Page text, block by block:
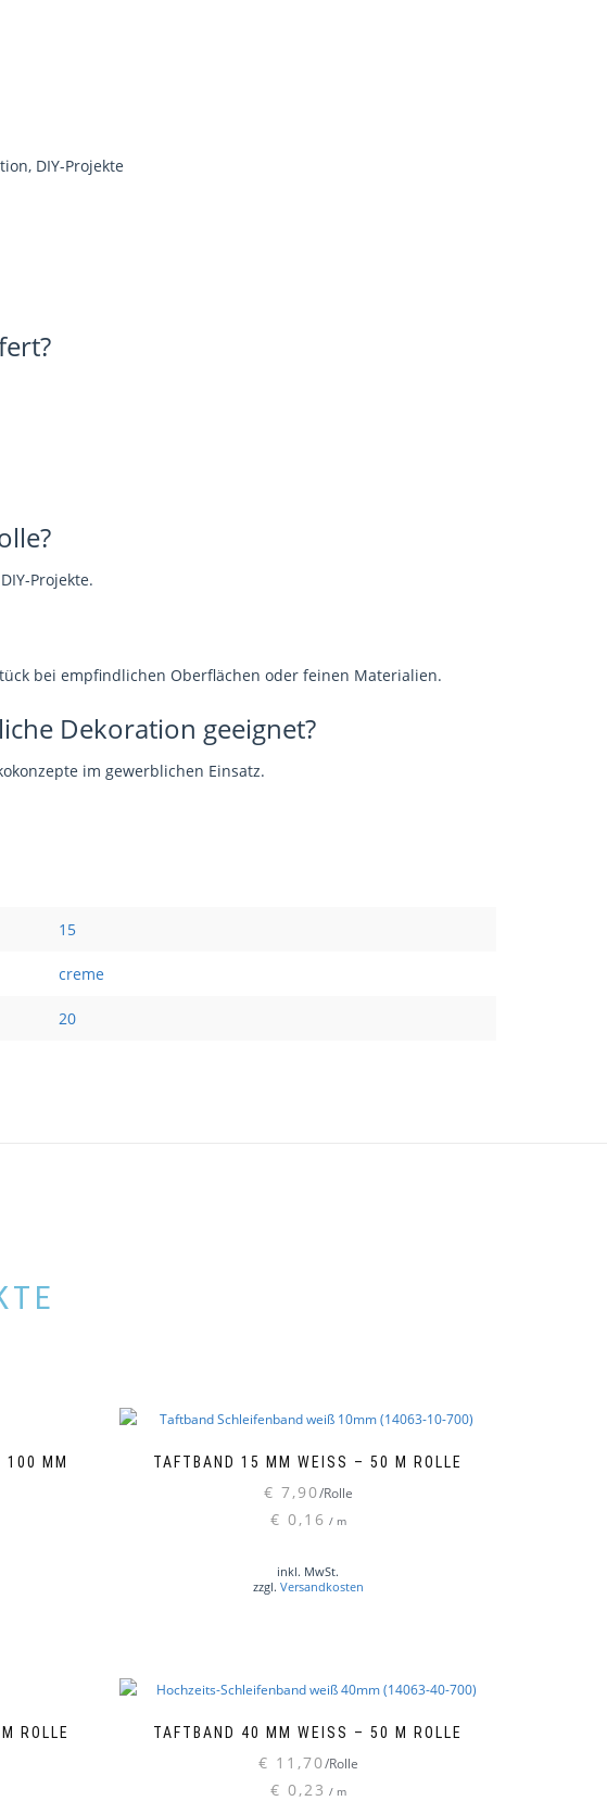
DIY-Projekte
Projekte.
bei empfindlichen Oberflächen oder feinen Materialien.
Dekoration geeignet?
im gewerblichen Einsatz.
15
creme
20
100 MM
TAFTBAND 15 MM WEISS – 50 M ROLLE
€ 7,90/Rolle
€ 0,16 / m
inkl. MwSt.
zzgl. Versandkosten
ROLLE TAFTBAND 40 MM WEISS – 50 M ROLLE
€ 11,70/Rolle
€ 0,23 / m